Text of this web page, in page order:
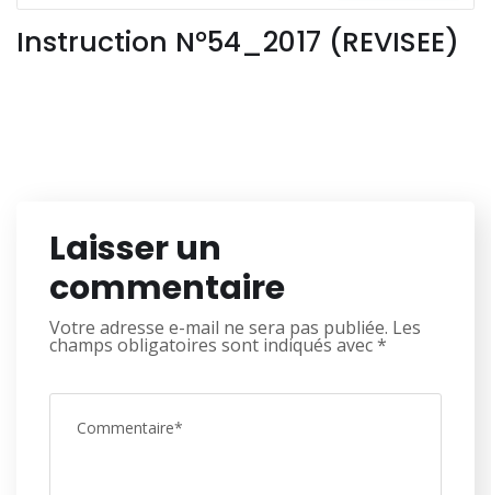
Instruction N°54_2017 (REVISEE)
Laisser un
commentaire
Votre adresse e-mail ne sera pas publiée. Les
champs obligatoires sont indiqués avec*